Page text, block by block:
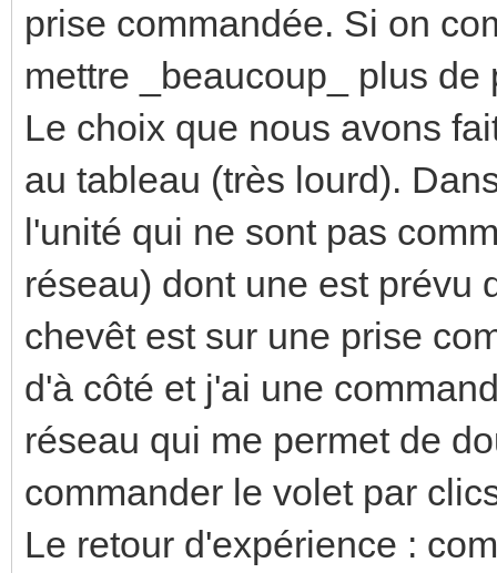
prise commandée. Si on
mettre _beaucoup_ plus de
Le choix que nous avons
au tableau (très lourd).
l'unité qui ne sont pas
réseau) dont une est prévu
chevêt est sur une prise
d'à côté et j'ai une
réseau qui me permet de
commander le volet par
Le retour d'expérience :